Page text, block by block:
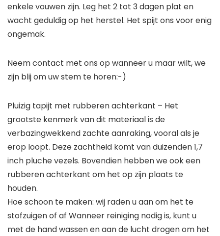
enkele vouwen zijn. Leg het 2 tot 3 dagen plat en
wacht geduldig op het herstel. Het spijt ons voor enig
ongemak.
Neem contact met ons op wanneer u maar wilt, we
zijn blij om uw stem te horen:-)
Pluizig tapijt met rubberen achterkant – Het
grootste kenmerk van dit materiaal is de
verbazingwekkend zachte aanraking, vooral als je
erop loopt. Deze zachtheid komt van duizenden 1,7
inch pluche vezels. Bovendien hebben we ook een
rubberen achterkant om het op zijn plaats te
houden.
Hoe schoon te maken: wij raden u aan om het te
stofzuigen of af Wanneer reiniging nodig is, kunt u
met de hand wassen en aan de lucht drogen om het